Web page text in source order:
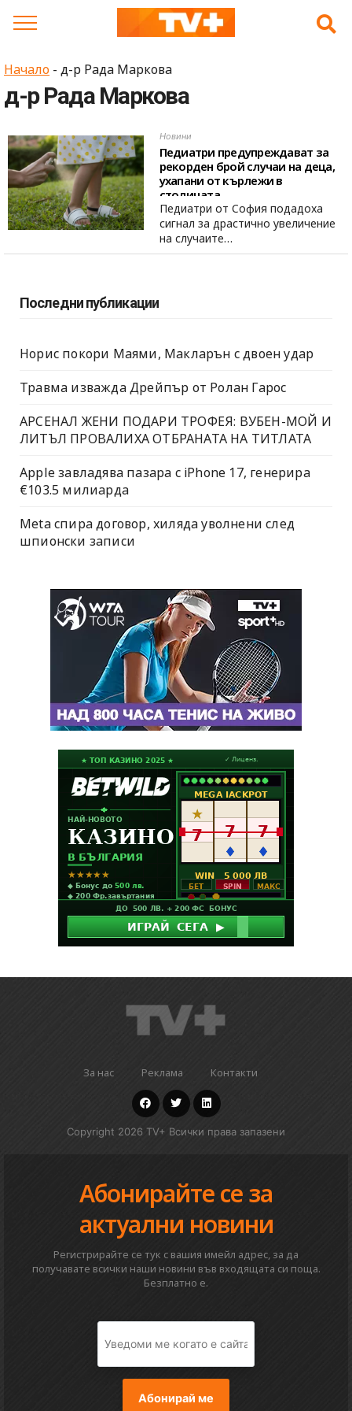
Начало - д-р Рада Маркова
д-р Рада Маркова
Новини
Педиатри предупреждават за
рекорден брой случаи на деца,
ухапани от кърлежи в
столицата
Педиатри от София подадоха
сигнал за драстично увеличение
на случаите…
Последни публикации
Норис покори Маями, Макларън с двоен удар
Травма изважда Дрейпър от Ролан Гарос
АРСЕНАЛ ЖЕНИ ПОДАРИ ТРОФЕЯ: ВУБЕН-МОЙ И
ЛИТЪЛ ПРОВАЛИХА ОТБРАНАТА НА ТИТЛАТА
Apple завладява пазара с iPhone 17, генерира
€103.5 милиарда
Meta спира договор, хиляда уволнени след
шпионски записи
За нас Реклама Контакти
Copyright 2026 TV+ Всички права запазени
Абонирайте се за
актуални новини
Регистрирайте се тук с вашия имейл адрес, за да
получавате всички наши новини във входящата си поща.
Безплатно е.
Абонирай ме